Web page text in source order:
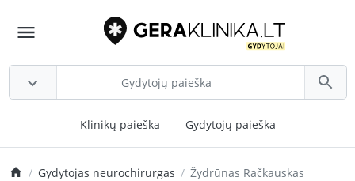
Klinikų paieška Gydytojų paieška
Gydytojas neurochirurgas Žydrūnas Račkauskas